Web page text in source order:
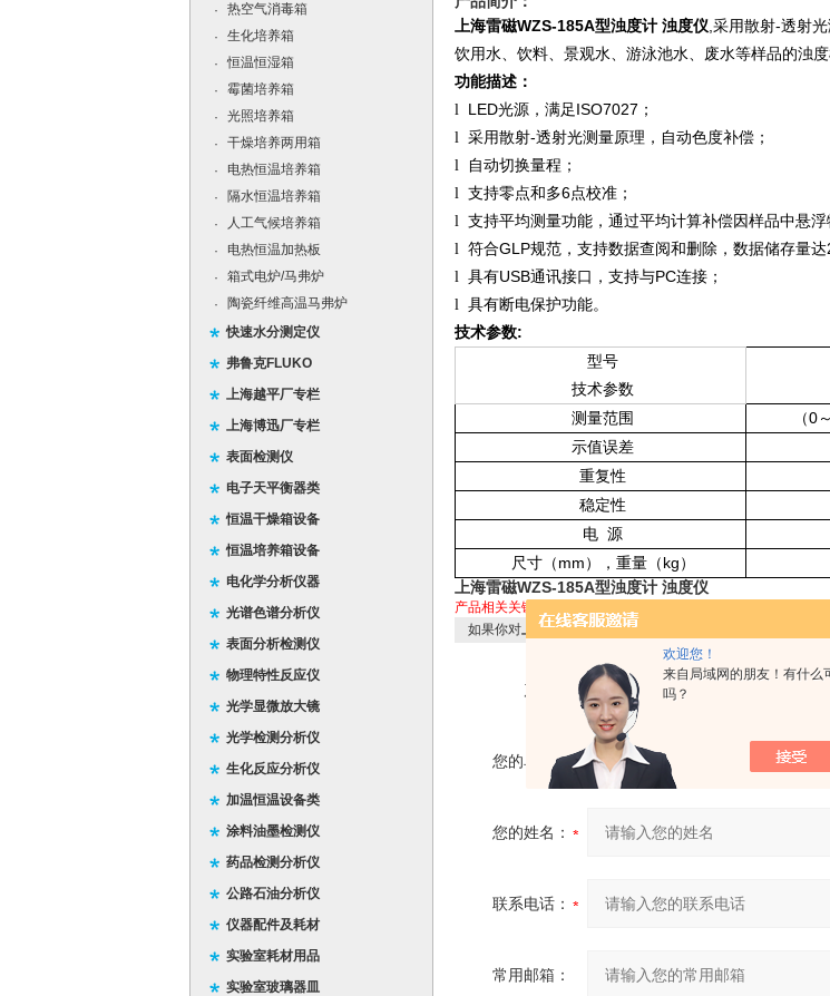
欢迎您！
来自局域网的朋友！有什么
吗？
·
热空气消毒箱
·
生化培养箱
·
恒温恒湿箱
·
霉菌培养箱
·
光照培养箱
·
干燥培养两用箱
·
电热恒温培养箱
·
隔水恒温培养箱
·
人工气候培养箱
·
电热恒温加热板
·
箱式电炉/马弗炉
·
陶瓷纤维高温马弗炉
快速水分测定仪
弗鲁克FLUKO
上海越平厂专栏
上海博迅厂专栏
表面检测仪
电子天平衡器类
恒温干燥箱设备
恒温培养箱设备
电化学分析仪器
光谱色谱分析仪
表面分析检测仪
物理特性反应仪
光学显微放大镜
光学检测分析仪
生化反应分析仪
加温恒温设备类
涂料油墨检测仪
药品检测分析仪
公路石油分析仪
仪器配件及耗材
实验室耗材用品
实验室玻璃器皿
上海雷磁WZS-185A型浊度计 浊度仪,采用散射-透射
饮用水、饮料、景观水、游泳池水、废水等样品的浊
功能描述：
l LED光源，满足 ISO7027 ；
l 采用散射-透射光测量原理，自动色度补偿；
l
自动切换量程；
l 支持零点和多6点校准；
l 支持平均测量功能，通过平均计算补偿因样品中悬
l 符合GLP规范，支持数据查阅和删除，数据储存量达
l 具有USB通讯接口，支持与PC连接；
l 具有断电保护功能。
技术参数:
型号
技术参数
测量范围 （0 ～
示值误差
重复性
稳定性
电 源
尺寸（ mm ），重量（ kg ）
上海雷磁WZS-185A型浊度计 浊度仪
产品相关关键字：
如果你对上海雷磁WZS-185A型浊度计 浊度仪 感兴趣，想了
产品：
您的单位：
您的姓名：
联系电话：
常用邮箱：